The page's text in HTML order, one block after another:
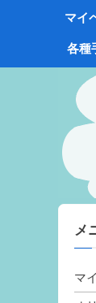
マイ
各種
メ
マ